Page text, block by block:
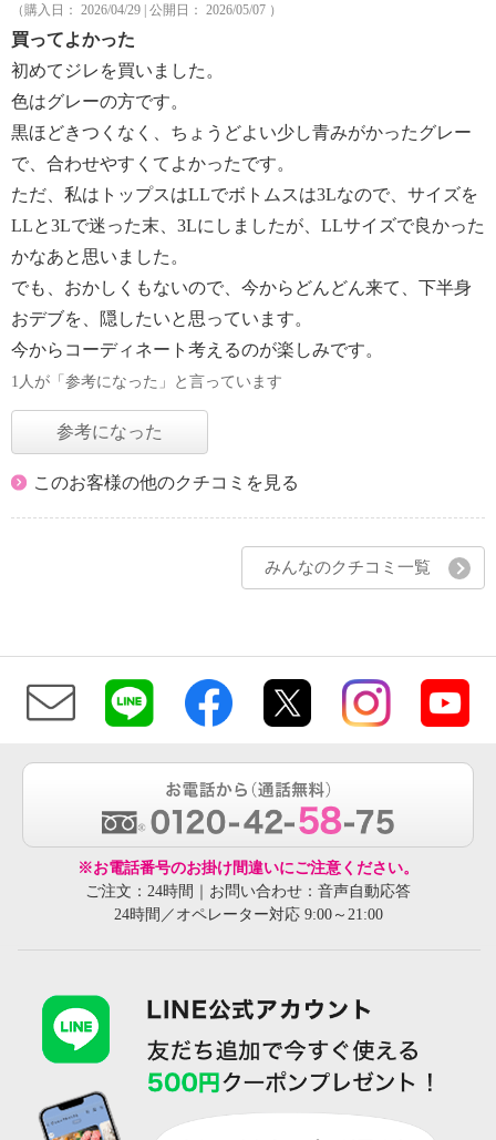
（購入日： 2026/04/29 | 公開日： 2026/05/07 ）
買ってよかった
初めてジレを買いました。
色はグレーの方です。
黒ほどきつくなく、ちょうどよい少し青みがかったグレー
で、合わせやすくてよかったです。
ただ、私はトップスはLLでボトムスは3Lなので、サイズを
LLと3Lで迷った末、3Lにしましたが、LLサイズで良かった
かなあと思いました。
でも、おかしくもないので、今からどんどん来て、下半身
おデブを、隠したいと思っています。
今からコーディネート考えるのが楽しみです。
1人が「参考になった」と言っています
参考になった
このお客様の他のクチコミを見る
みんなのクチコミ一覧
※お電話番号のお掛け間違いにご注意ください。
ご注文：24時間｜お問い合わせ：音声自動応答
24時間／オペレーター対応 9:00～21:00